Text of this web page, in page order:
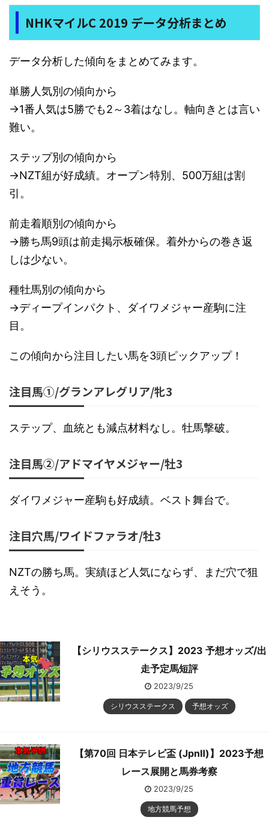
NHKマイルC 2019 データ分析まとめ
データ分析した傾向をまとめてみます。
単勝人気別の傾向から
→1番人気は5勝でも2～3着はなし。軸向きとは言い
難い。
ステップ別の傾向から
→NZT組が好成績。オープン特別、500万組は割
引。
前走着順別の傾向から
→勝ち馬9頭は前走掲示板確保。着外からの巻き返
しは少ない。
種牡馬別の傾向から
→ディープインパクト、ダイワメジャー産駒に注
目。
この傾向から注目したい馬を3頭ピックアップ！
注目馬①/グランアレグリア/牝3
ステップ、血統とも減点材料なし。牡馬撃破。
注目馬②/アドマイヤメジャー/牡3
ダイワメジャー産駒も好成績。ベスト舞台で。
注目穴馬/ワイドファラオ/牡3
NZTの勝ち馬。実績ほど人気にならず、まだ穴で狙
えそう。
【シリウスステークス】2023 予想オッズ/出
走予定馬短評
2023/9/25
シリウスステークス 予想オッズ
【第70回 日本テレビ盃 (JpnⅡ)】2023予想
レース展開と馬券考察
2023/9/25
地方競馬予想